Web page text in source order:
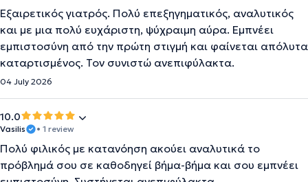
Εξαιρετικός γιατρός. Πολύ επεξηγηματικός, αναλυτικός
και με μια πολύ ευχάριστη, ψύχραιμη αύρα. Εμπνέει
εμπιστοσύνη από την πρώτη στιγμή και φαίνεται απόλυτα
καταρτισμένος. Τον συνιστώ ανεπιφύλακτα.
04 July 2026
10.0
Vasilis • 1 review
Πολύ φιλικός με κατανόηση ακούει αναλυτικά το
πρόβλημά σου σε καθοδηγεί βήμα-βήμα και σου εμπνέει